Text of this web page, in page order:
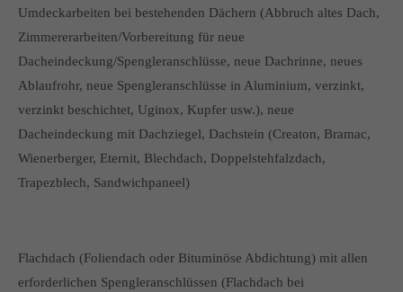
Umdeckarbeiten bei bestehenden Dächern (Abbruch altes Dach,
Zimmererarbeiten/Vorbereitung für neue
Dacheindeckung/Spengleranschlüsse, neue Dachrinne, neues
Ablaufrohr, neue Spengleranschlüsse in Aluminium, verzinkt,
verzinkt beschichtet, Uginox, Kupfer usw.), neue
Dacheindeckung mit Dachziegel, Dachstein (Creaton, Bramac,
Wienerberger, Eternit, Blechdach, Doppelstehfalzdach,
Trapezblech, Sandwichpaneel)
Flachdach (Foliendach oder Bituminöse Abdichtung) mit allen
erforderlichen Spengleranschlüssen (Flachdach bei